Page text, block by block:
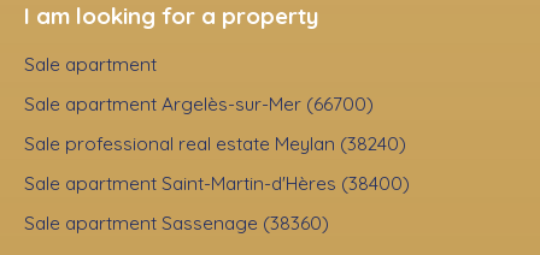
I am looking for a property
Sale apartment
Sale apartment Argelès-sur-Mer (66700)
Sale professional real estate Meylan (38240)
Sale apartment Saint-Martin-d'Hères (38400)
Sale apartment Sassenage (38360)